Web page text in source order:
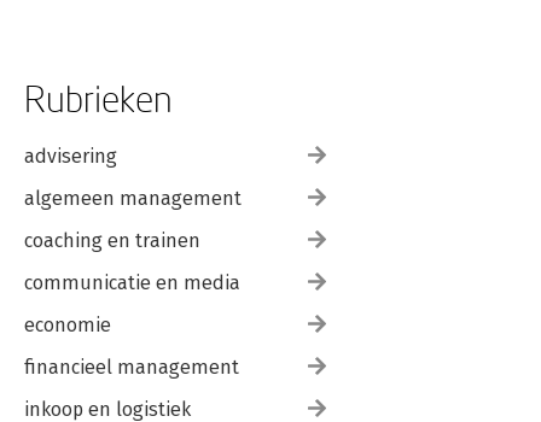
Rubrieken
advisering
algemeen management
coaching en trainen
communicatie en media
economie
financieel management
inkoop en logistiek